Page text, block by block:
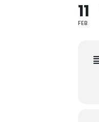
11
FEB